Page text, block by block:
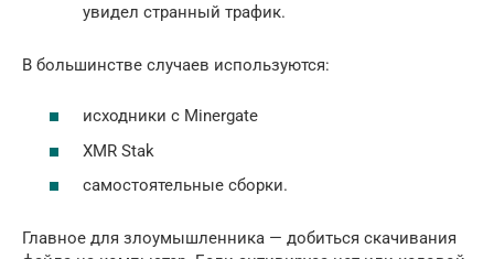
увидел странный трафик.
В большинстве случаев используются:
исходники с Minergate
XMR Stak
самостоятельные сборки.
Главное для злоумышленника — добиться скачивания